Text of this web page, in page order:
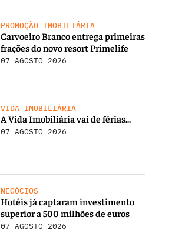
PROMOÇÃO IMOBILIÁRIA
Carvoeiro Branco entrega primeiras
frações do novo resort Primelife
07 AGOSTO 2026
VIDA IMOBILIÁRIA
A Vida Imobiliária vai de férias…
07 AGOSTO 2026
NEGÓCIOS
Hotéis já captaram investimento
superior a 500 milhões de euros
07 AGOSTO 2026